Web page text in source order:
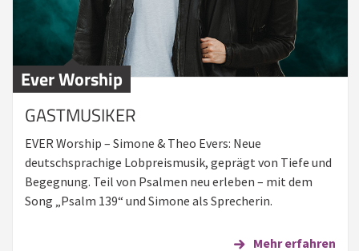
Ever Worship
GASTMUSIKER
EVER Worship – Simone & Theo Evers: Neue
deutschsprachige Lobpreismusik, geprägt von Tiefe und
Begegnung. Teil von Psalmen neu erleben – mit dem
Song „Psalm 139“ und Simone als Sprecherin.
Mehr erfahren